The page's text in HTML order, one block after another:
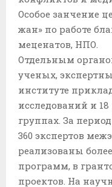
Особое занчение
жан» по работе
меценатов, НПО.
Отдельным
ученых,
институте
исследований и
группах. За
360 экспертов
реализованы
программ, в
проектов. На